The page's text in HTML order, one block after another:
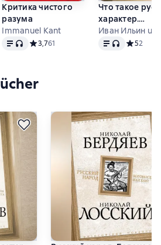
основе 92 оценок
Критика чистого
разума
Immanuel Kant
Text, Audioformat verfügbar
Средний рейтинг 3,7 на основе 61
3,761
Что такое
характер.
Психология
великоросса
Иван Ильин u.a.
Text, Средний
52